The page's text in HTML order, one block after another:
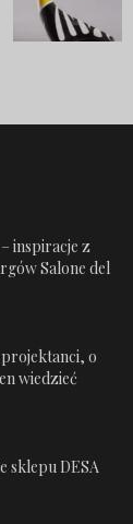
inspiracje z
Salone del
o
wiedzieć
sklepu DESA